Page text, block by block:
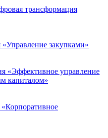
трансформация
закупками»
«Эффективное управление
капиталом»